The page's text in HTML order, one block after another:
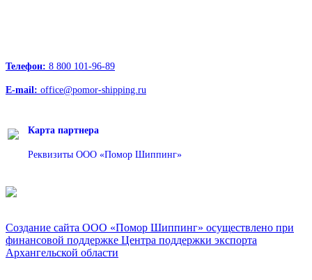
Телефон: 8 800 101-96-89
E-mail: office@pomor-shipping.ru
Карта партнера
Реквизиты ООО «Помор Шиппинг»
Создание сайта ООО «Помор Шиппинг» осуществлено при
финансовой поддержке Центра поддержки экспорта
Архангельской области